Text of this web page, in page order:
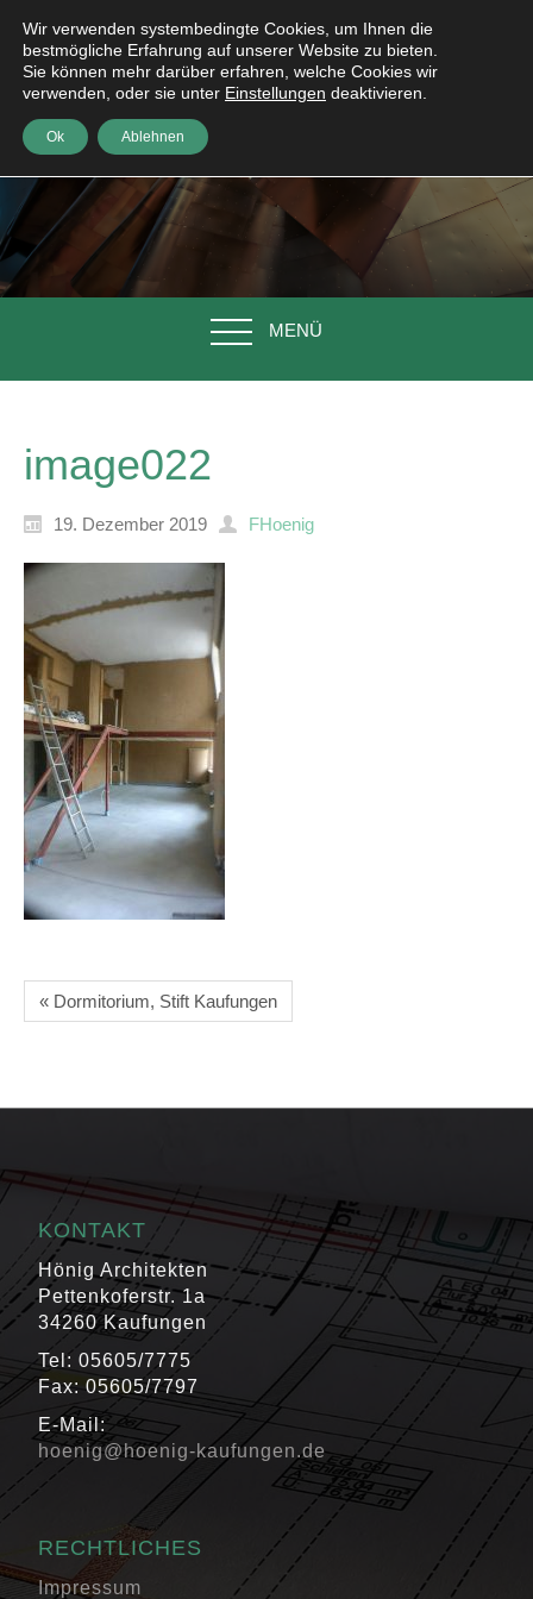
MENÜ
image022
19. Dezember 2019 FHoenig
« Dormitorium, Stift Kaufungen
KONTAKT
Hönig Architekten
Pettenkoferstr. 1a
34260 Kaufungen
Tel: 05605/7775
Fax: 05605/7797
E-Mail:
hoenig@hoenig-kaufungen.de
RECHTLICHES
Impressum
Wir verwenden systembedingte Cookies, um Ihnen die
bestmögliche Erfahrung auf unserer Website zu bieten.
Sie können mehr darüber erfahren, welche Cookies wir
verwenden, oder sie unter Einstellungen deaktivieren.
Ok Ablehnen